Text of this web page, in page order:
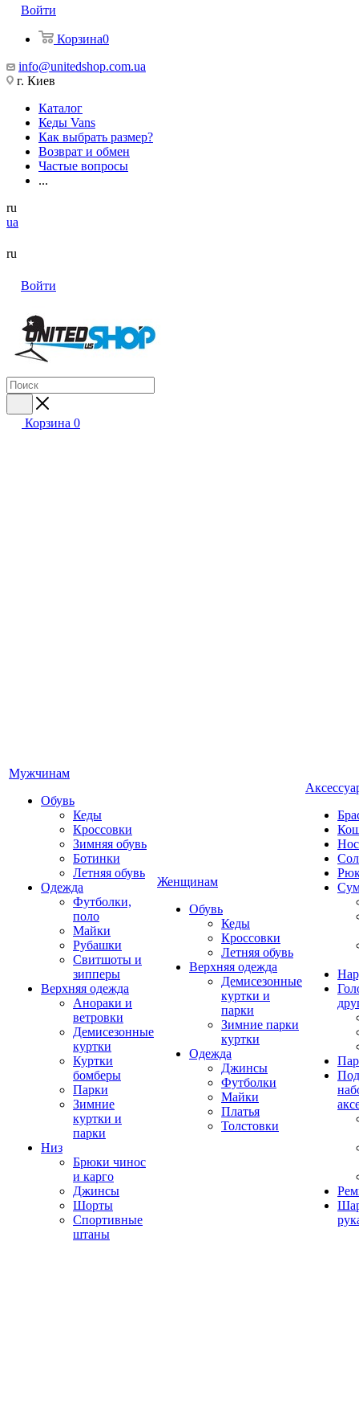
Войти
Корзина0
info@unitedshop.com.ua
г. Киев
Каталог
Кеды Vans
Как выбрать размер?
Возврат и обмен
Частые вопросы
...
ru
ua
ru
Войти
Корзина 0
Мужчинам
Обувь
Кеды
Кроссовки
Зимняя обувь
Ботинки
Летняя обувь
Одежда
Футболки,
поло
Майки
Рубашки
Свитшоты и
зипперы
Верхняя одежда
Анораки и
ветровки
Демисезонные
куртки
Куртки
бомберы
Парки
Зимние
куртки и
парки
Низ
Брюки чинос
и карго
Джинсы
Шорты
Спортивные
штаны
Женщинам
Обувь
Кеды
Кроссовки
Летняя обувь
Верхняя одежда
Демисезонные
куртки и
парки
Зимние парки
куртки
Одежда
Джинсы
Футболки
Майки
Платья
Толстовки